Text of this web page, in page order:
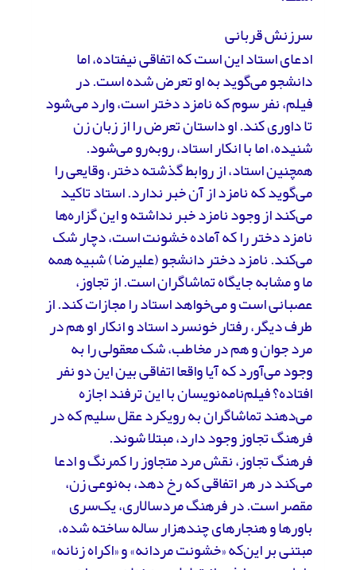
سرزنش قربانی
ادعای استاد این است که اتفاقی نیفتاده، اما
دانشجو می‌گوید به او تعرض شده است. در
فیلم، نفر سوم که نامزد دختر است، وارد می‌شود
تا داوری کند. او داستان تعرض را از زبان زن
شنیده، اما با انکار استاد، روبه‌رو می‌شود.
همچنین استاد، از روابط گذشته دختر، وقایعی را
می‌گوید که نامزد از آن خبر ندارد. استاد تاکید
می‌کند از وجود نامزد خبر نداشته و این گزاره‌‌ها
نامزد دختر را که آماده خشونت است، دچار شک
می‌کند. نامزد دختر دانشجو (علیرضا) شبیه همه
ما و مشابه جایگاه تماشاگران است. از تجاوز،
عصبانی است و می‌خواهد استاد را مجازات کند. از
طرف دیگر، رفتار خونسرد استاد و انکار او هم در
مرد جوان و هم در مخاطب، شک معقولی را به
وجود می‌آورد که آیا واقعا اتفاقی بین این دو نفر
افتاده؟ فیلم‌نامه‌نویسان با این ترفند اجازه
می‌دهند تماشاگران به رویکرد عقل سلیم که در
فرهنگ تجاوز وجود دارد، مبتلا شوند.
فرهنگ تجاوز، نقش مرد متجاوز را کمرنگ و ادعا
می‌کند در هر اتفاقی که رخ دهد، به‌نوعی زن،
مقصر است. در فرهنگ مردسالاری، یک‌سری
باورها و هنجارهای چندهزار ساله ساخته شده،
مبتنی بر این‌که «خشونت مردانه» و «اکراه زنانه»